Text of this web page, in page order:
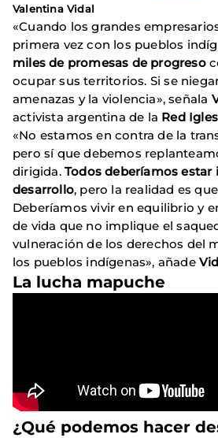
Valentina Vidal
«Cuando los grandes
primera vez con los pueblos
miles de promesas de progreso
ocupar sus territorios. Si se
amenazas y la violencia», señala
activista argentina de la Red
«No estamos en contra de la
pero sí que debemos
dirigida. Todos deberíamos estar
desarrollo, pero la realidad es
Deberíamos vivir en equilibrio y
de vida que no implique el
vulneración de los derechos del
los pueblos indígenas», añade
La lucha mapuche
¿Qué podemos hacer